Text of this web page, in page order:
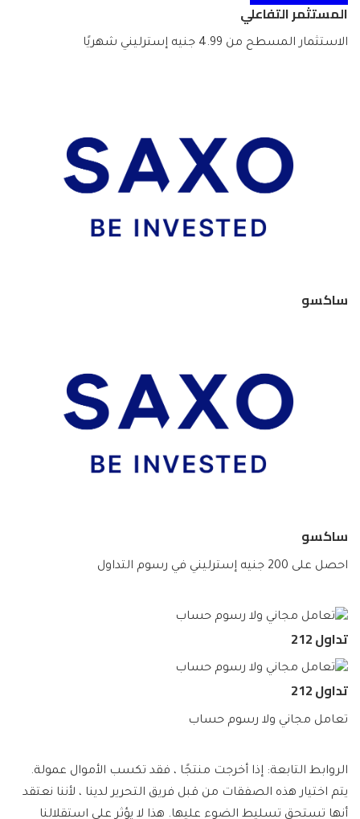
المستثمر التفاعلي
الاستثمار المسطح من 4.99 جنيه إسترليني شهريًا
ساكسو
ساكسو
احصل على 200 جنيه إسترليني في رسوم التداول
تداول 212
تداول 212
تعامل مجاني ولا رسوم حساب
الروابط التابعة: إذا أخرجت منتجًا ، فقد تكسب الأموال عمولة.
يتم اختيار هذه الصفقات من قبل فريق التحرير لدينا ، لأننا نعتقد
أنها تستحق تسليط الضوء عليها. هذا لا يؤثر على استقلالنا